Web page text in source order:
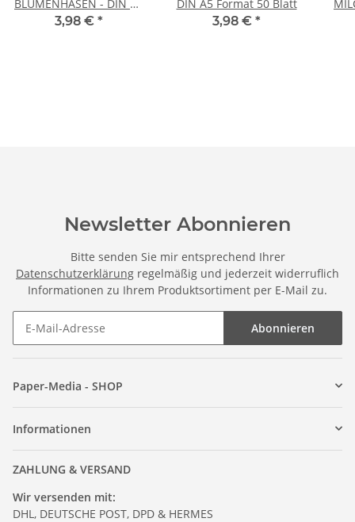
BLUMENHASEN - DIN A5
Format 50 Blatt
3,98 € *
DIN A5 Format 50 Blatt
3,98 € *
Newsletter Abonnieren
Bitte senden Sie mir entsprechend Ihrer
Datenschutzerklärung regelmäßig und jederzeit widerruflich
Informationen zu Ihrem Produktsortiment per E-Mail zu.
Abonnieren
Paper-Media - SHOP
Informationen
ZAHLUNG & VERSAND
Wir versenden mit:
DHL, DEUTSCHE POST, DPD & HERMES